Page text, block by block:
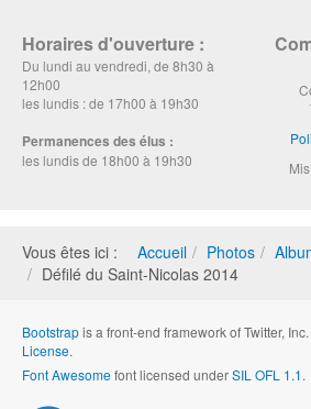
Horaires d'ouverture :
Du lundi au vendredi, de 8h30 à
12h00
les lundis : de 17h00 à 19h30
Permanences des élus :
les lundis de 18h00 à 19h30
Vous êtes ici : Accueil Photos
Défilé du Saint-Nicolas 2014
Bootstrapis a front-end framework of Twitter,
License.
Font Awesomefont licensed underSIL OFL 1.1.